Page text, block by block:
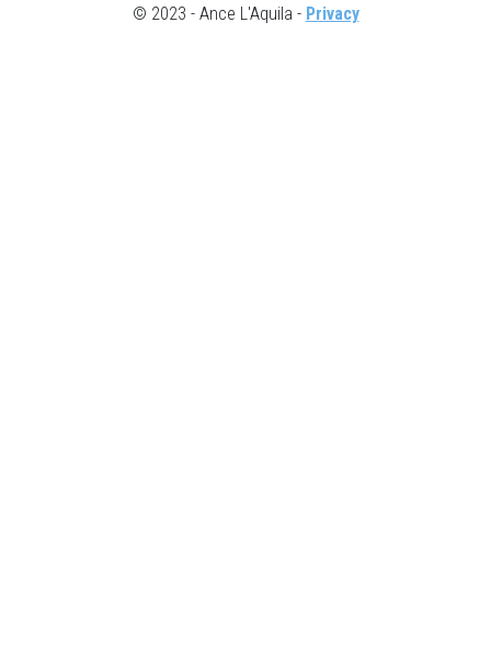
© 2023 - Ance L'Aquila - Privacy